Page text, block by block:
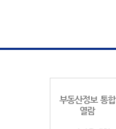
부동산정보 통합
열람